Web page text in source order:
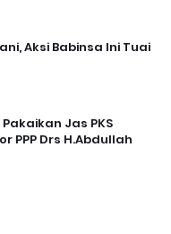
Aksi Babinsa Ini Tuai
Pakaikan Jas PKS
PPP Drs H.Abdullah